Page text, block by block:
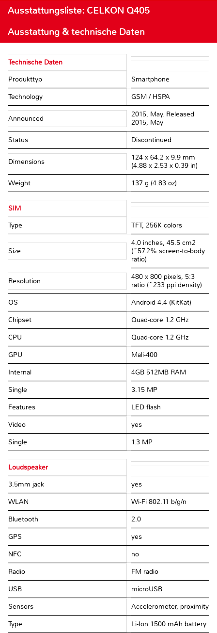
Ausstattungsliste: CELKON Q405
Ausstattung & technische Daten
Technische Daten
Produkttyp Smartphone
Technology GSM / HSPA
Announced
2015, May. Released
2015, May
Status Discontinued
Dimensions
124 x 64.2 x 9.9 mm
(4.88 x 2.53 x 0.39 in)
Weight 137 g (4.83 oz)
SIM
Type TFT, 256K colors
Size
4.0 inches, 45.5 cm2
(~57.2% screen-to-body
ratio)
Resolution
480 x 800 pixels, 5:3
ratio (~233 ppi density)
OS Android 4.4 (KitKat)
Chipset Quad-core 1.2 GHz
CPU Quad-core 1.2 GHz
GPU Mali-400
Internal 4GB 512MB RAM
Single 3.15 MP
Features LED flash
Video yes
Single 1.3 MP
Loudspeaker
3.5mm jack yes
WLAN Wi-Fi 802.11 b/g/n
Bluetooth 2.0
GPS yes
NFC no
Radio FM radio
USB microUSB
Sensors Accelerometer, proximity
Type Li-Ion 1500 mAh battery